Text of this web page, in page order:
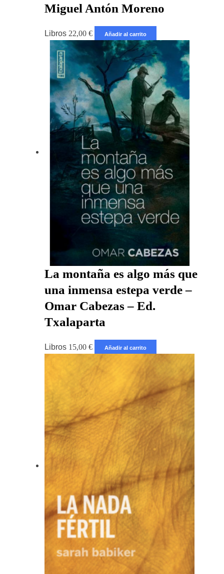
Miguel Antón Moreno
Libros 22,00€ Añadir al carrito
La montaña es algo más que
una inmensa estepa verde –
Omar Cabezas – Ed.
Txalaparta
Libros 15,00€ Añadir al carrito